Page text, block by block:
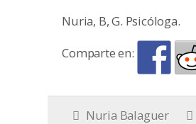
Nuria, B, G. Psicóloga.
Comparte en:
Nuria Balaguer